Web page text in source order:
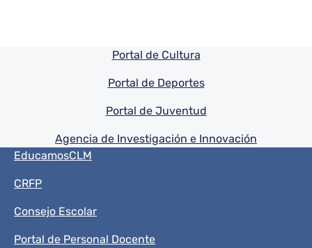
Pie de pagina información
Portal de Cultura
Portal de Deportes
Portal de Juventud
Agencia de Investigación e Innovación
Menú del pie
EducamosCLM
CRFP
Consejo Escolar
Portal de Personal Docente